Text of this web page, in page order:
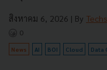
สิงหาคม 6, 2026 | By
0
News AI BOI Cloud Data